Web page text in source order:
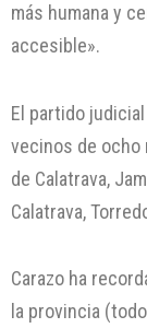
más humana y
accesible».
El partido
vecinos de ocho
de Calatrava,
Calatrava,
Carazo ha
la provincia